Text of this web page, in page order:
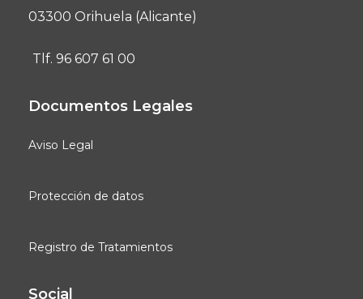
03300 Orihuela (Alicante)
Tlf. 96 607 61 00
Documentos Legales
Aviso Legal
Protección de datos
Registro de Tratamientos
Social